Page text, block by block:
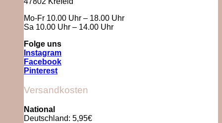
Mo-Fr 10.00 Uhr – 18.00 Uhr
Sa 10.00 Uhr – 14.00 Uhr
Folge uns
Instagram
Facebook
Pinterest
Versandkosten
National
Deutschland: 5,95€